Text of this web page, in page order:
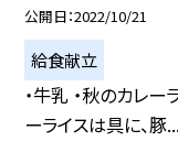
公開日 2022/10/21
給食献立
・牛乳 ・秋のカレー
ーライスは具に、豚...